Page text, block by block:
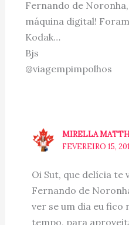
Fernando de
máquina digital!
Kodak…
Bjs
@viagempimpolhos
MIRELLA
FEVEREIRO 15,
Oi Sut, que delícia te
Fernando de
ver se um dia eu fico
tempo, para